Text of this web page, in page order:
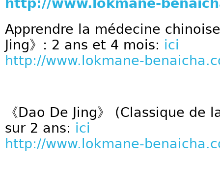
http://www.lokmane-
Apprendre la médecine
Jing》: 2 ans et 4 mois: ici
http://www.lokmane-
《Dao De Jing》 (Classique de
sur 2 ans: ici
http://www.lokmane-